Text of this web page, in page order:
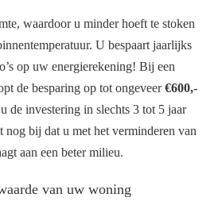
waardoor u minder hoeft te stoken
U bespaart jaarlijks
op uw energierekening! Bij een
de besparing op tot ongeveer€600,-
de investering in slechts 3 tot 5 jaar
nog bij dat u met het verminderen van
aan een beter milieu.
van uw woning